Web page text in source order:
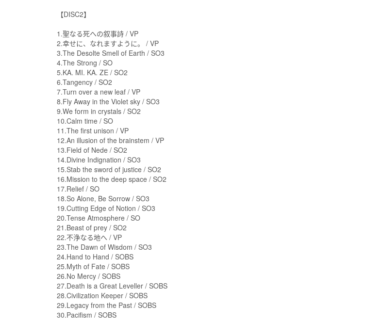
【DISC2】
1.聖なる死への叙事詩 / VP
2.幸せに、なれますように。 / VP
3.The Desolte Smell of Earth / SO3
4.The Strong / SO
5.KA. MI. KA. ZE / SO2
6.Tangency / SO2
7.Turn over a new leaf / VP
8.Fly Away in the Violet sky / SO3
9.We form in crystals / SO2
10.Calm time / SO
11.The first unison / VP
12.An illusion of the brainstem / VP
13.Field of Nede / SO2
14.Divine Indignation / SO3
15.Stab the sword of justice / SO2
16.Mission to the deep space / SO2
17.Relief / SO
18.So Alone, Be Sorrow / SO3
19.Cutting Edge of Notion / SO3
20.Tense Atmosphere / SO
21.Beast of prey / SO2
22.不浄なる地へ / VP
23.The Dawn of Wisdom / SO3
24.Hand to Hand / SOBS
25.Myth of Fate / SOBS
26.No Mercy / SOBS
27.Death is a Great Leveller / SOBS
28.Civilization Keeper / SOBS
29.Legacy from the Past / SOBS
30.Pacifism / SOBS